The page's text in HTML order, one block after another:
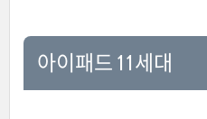
아이패드 11세대